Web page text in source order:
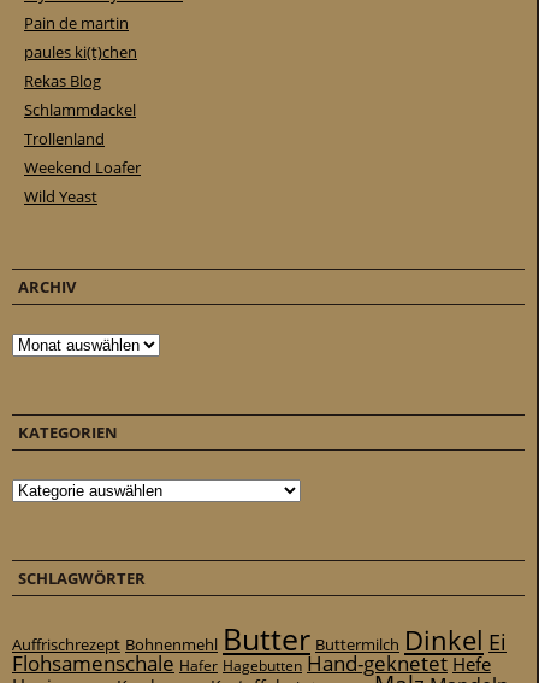
Pain de martin
paules ki(t)chen
Rekas Blog
Schlammdackel
Trollenland
Weekend Loafer
Wild Yeast
ARCHIV
Archiv
KATEGORIEN
Kategorien
SCHLAGWÖRTER
Auffrischrezept Bohnenmehl Butter Buttermilch Dinkel Ei
Flohsamenschale Hafer Hagebutten Hand-geknetet Hefe